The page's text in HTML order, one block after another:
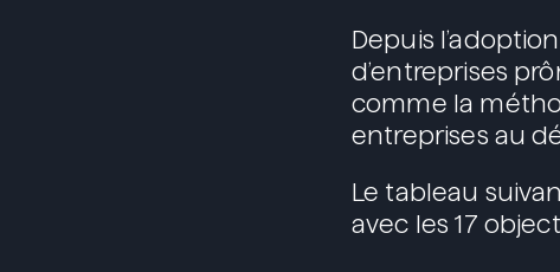
Depuis
d’entreprises
comme la
entreprises au
Le tableau
avec les 17